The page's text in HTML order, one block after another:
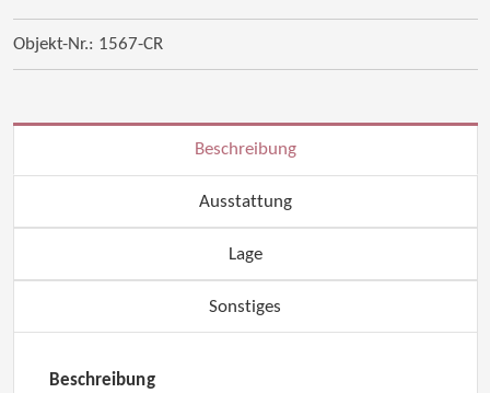
Objekt-Nr.: 1567-CR
Beschreibung
Ausstattung
Lage
Sonstiges
Beschreibung